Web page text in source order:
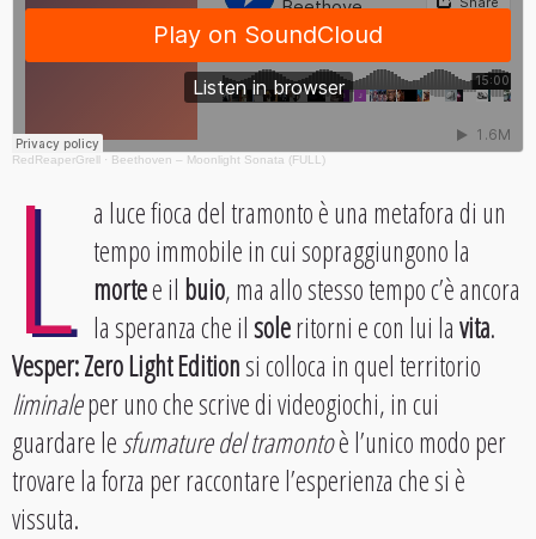
RedReaperGrell · Beethoven – Moonlight Sonata (FULL)
L a luce fioca del tramonto è una metafora di un
tempo immobile in cui sopraggiungono la
mortee il buio, ma allo stesso tempo c’è ancora
la speranza che ilsoleritorni e con lui lavita.
Vesper: Zero Light Editionsi colloca in quel territorio
liminaleper uno che scrive di videogiochi, in cui
guardare lesfumature del tramontoè l’unico modo per
trovare la forza per raccontare l’esperienza che si è
vissuta.